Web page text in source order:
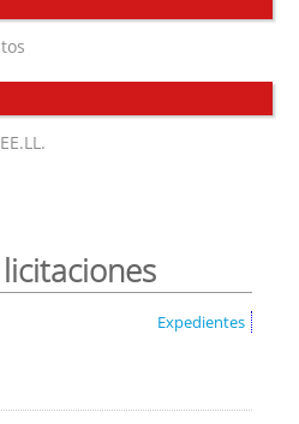
Expedientes